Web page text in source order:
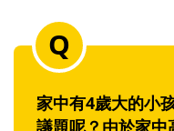
家中有4歲大的小
議題呢？由於家中